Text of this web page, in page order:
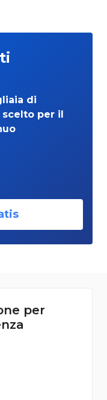
di
per il
per